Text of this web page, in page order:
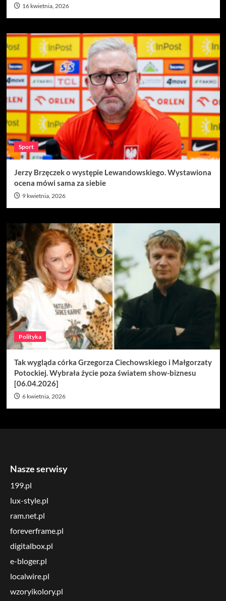
16 kwietnia, 2026
Sport
Jerzy Brzęczek o występie Lewandowskiego. Wystawiona
ocena mówi sama za siebie
9 kwietnia, 2026
Polityka
Tak wygląda córka Grzegorza Ciechowskiego i Małgorzaty
Potockiej. Wybrała życie poza światem show-biznesu
[06.04.2026]
6 kwietnia, 2026
Nasze serwisy
199.pl
lux-style.pl
ram.net.pl
foreverframe.pl
digitalbox.pl
e-bloger.pl
localwire.pl
wzoryikolory.pl